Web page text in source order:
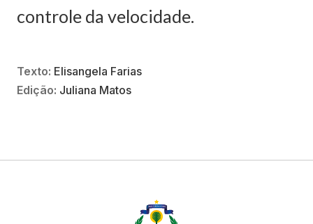
controle da velocidade.
Texto: Elisangela Farias
Edição: Juliana Matos